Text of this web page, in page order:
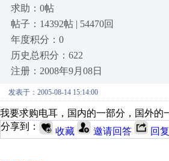
求助：0帖
帖子：14392帖 | 54470回
年度积分：0
历史总积分：622
注册：2008年9月08日
发表于：2005-08-14 15:14:00
我要求购电耳，国内的一部分，国外的
分享到：
收藏 邀请回答 回